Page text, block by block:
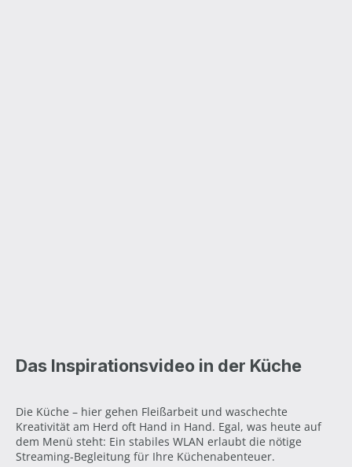
Das Inspirationsvideo in der Küche
Die Küche – hier gehen Fleißarbeit und waschechte
Kreativität am Herd oft Hand in Hand. Egal, was heute auf
dem Menü steht: Ein stabiles WLAN erlaubt die nötige
Streaming-Begleitung für Ihre Küchenabenteuer.